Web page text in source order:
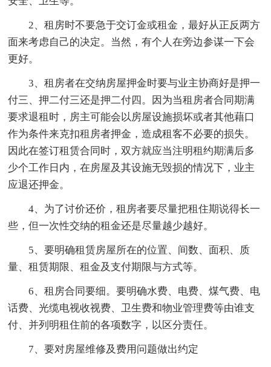
2、租房时不要急于交订金或租金，最好从正反两方
面来考虑自己的决定。当然，有个人在旁边参谋一下会
更好。
3、租房者在交纳房屋押金时要与业主协商好是押一
付三、押二付三还是押二付四。因为当租房者合同期满
要求退租时，房主可能会以房屋设施损坏或者其他藉口
作为条件来克扣租房者押金，造成租客不必要的损失。
因此在签订租赁合同时，双方就应当注明租约期满后多
少个工作日内，在房屋及其设施无毁损的情况下，业主
应退还押金。
4、为了讨价还价，租房者要尽量把租住期说得长一
些，但一次性交纳的租金还是尽量越少越好。
5、要明确租赁房屋所在的位置、间数、面积、质
量、租赁期限、租金及支付期限与方式等。
6、租房合同要细。要明确水费、电费、煤气费、电
话费、光缆电视收视费、卫生费和物业管理费等由谁支
付、并列明租住前的各项数字，以区分责任。
7、要对房屋维修及费用问题做出约定